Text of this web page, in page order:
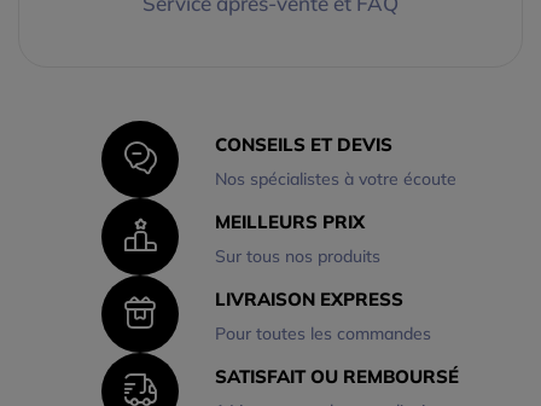
CONSEILS ET DEVIS
Nos spécialistes à votre écoute
MEILLEURS PRIX
Sur tous nos produits
LIVRAISON EXPRESS
Pour toutes les commandes
SATISFAIT OU REMBOURSÉ